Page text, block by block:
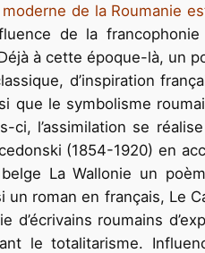
de la Roumanie
de la
à cette époque-là, un
d’inspiration
que le symbolisme
ci, l’assimilation se
(1854-1920) en
La Wallonie un
un roman en français, Le
d’écrivains roumains
le totalitarisme.